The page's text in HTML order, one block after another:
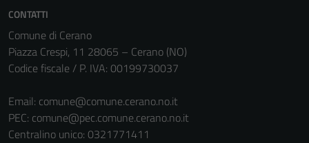
CONTATTI
Comune di Cerano
Piazza Crespi, 11 28065 – Cerano (NO)
Codice fiscale / P. IVA: 00199730037
Email: comune@comune.cerano.no.it
PEC: comune@pec.comune.cerano.no.it
Centralino unico: 0321771411